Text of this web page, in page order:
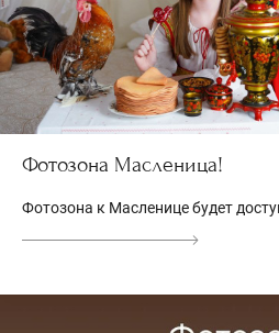
Фотозона Масленица!
Фотозона к Масленице будет